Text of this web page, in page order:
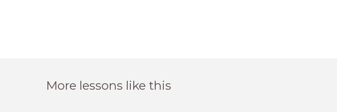
More lessons like this